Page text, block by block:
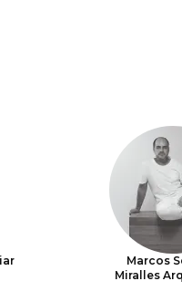
Marcos
Miralles